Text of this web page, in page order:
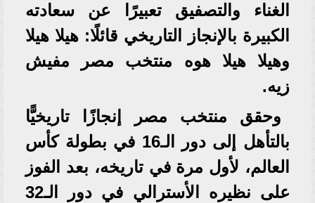
الغناء والتصفيق تعبيرًا عن سعادته
الكبيرة بالإنجاز التاريخي قائلًا: هيلا هيلا
وهيلا هيلا هوه منتخب مصر مفيش
زيه.
وحقق منتخب مصر إنجازًا تاريخيًّا
بالتأهل إلى دور الـ16 في بطولة كأس
العالم، لأول مرة في تاريخه، بعد الفوز
على نظيره الأسترالي في دور الـ32